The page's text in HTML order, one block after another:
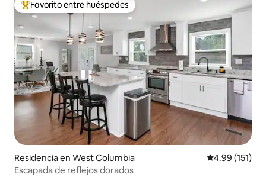
De los mejores en Favorito entre huéspedes
Favorito entre huéspedes
Residencia en West Columbia Calificación
4.99 (151)
Escapada de reflejos dorados